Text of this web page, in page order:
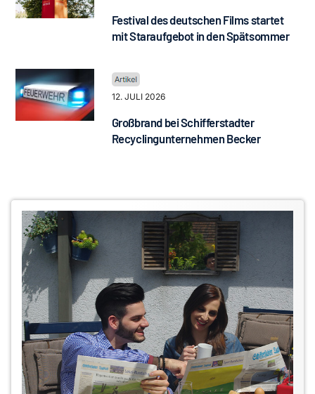
Festival des deutschen Films startet
mit Staraufgebot in den Spätsommer
12. JULI 2026
Großbrand bei Schifferstadter
Recyclingunternehmen Becker